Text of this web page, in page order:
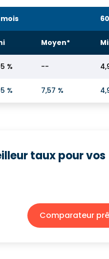
Moyen*
% --
% 7,57 %
taux pour vos
Comparateur